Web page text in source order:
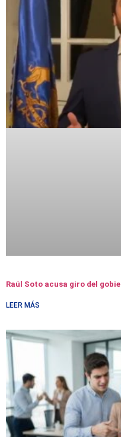
Raúl Soto acusa giro del
LEER MÁS